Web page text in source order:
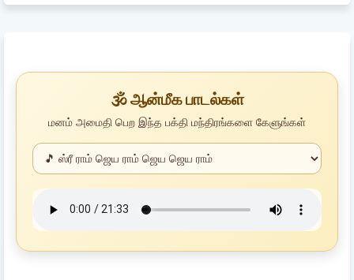
🕉️ ஆன்மீக பாடல்கள்
மனம் அமைதி பெற இந்த பக்தி மந்திரங்களை கேளுங்கள்